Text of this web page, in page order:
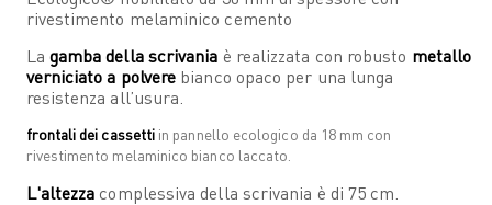
rivestimento melaminico cemento
La gamba della scrivania è realizzata con robusto metallo
verniciato a polvere bianco opaco per una lunga
resistenza all’usura.
frontali dei cassetti in pannello ecologico da 18 mm con
rivestimento melaminico bianco laccato.
L'altezza complessiva della scrivania è di 75 cm.